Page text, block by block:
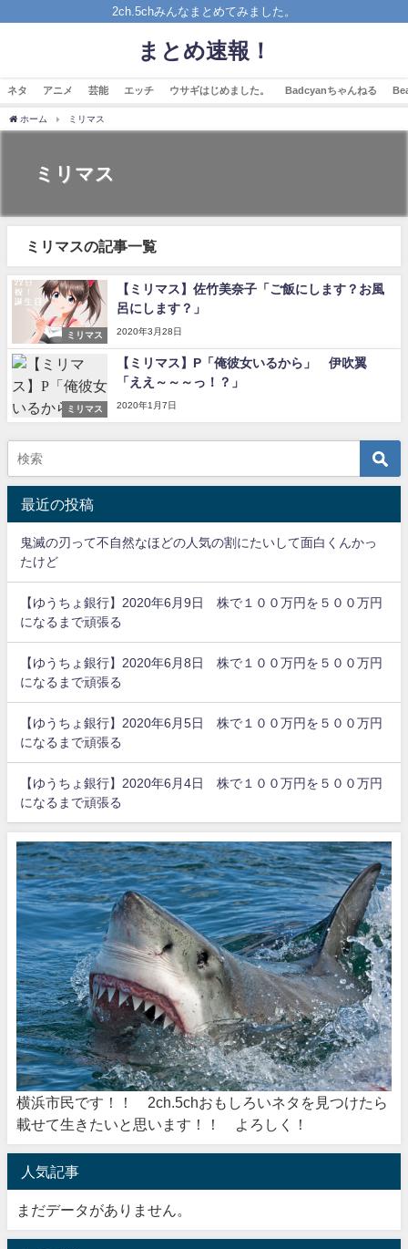
2ch.5chみんなまとめてみました。
まとめ速報！
ネタ アニメ 芸能 エッチ ウサギはじめました。 Badcyanちゃんねる
ホーム ミリマス
ミリマス
ミリマスの記事一覧
ミリマス
【ミリマス】佐竹美奈子「ご飯にします？お風
呂にします？」
2020年3月28日
ミリマス
【ミリマス】P「俺彼女いるから」 伊吹翼
「ええ～～～っ！？」
2020年1月7日
最近の投稿
鬼滅の刃って不自然なほどの人気の割にたいして面白くんかっ
たけど
【ゆうちょ銀行】2020年6月9日 株で１００万円を５００万円
になるまで頑張る
【ゆうちょ銀行】2020年6月8日 株で１００万円を５００万円
になるまで頑張る
【ゆうちょ銀行】2020年6月5日 株で１００万円を５００万円
になるまで頑張る
【ゆうちょ銀行】2020年6月4日 株で１００万円を５００万円
になるまで頑張る
横浜市民です！！ 2ch.5chおもしろいネタを見つけたら
載せて生きたいと思います！！ よろしく！
人気記事
まだデータがありません。